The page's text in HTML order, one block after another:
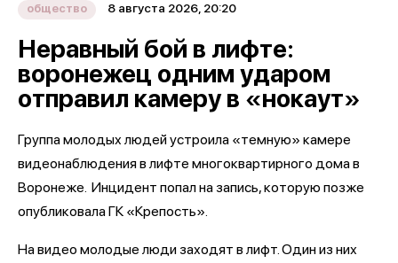
общество 8 августа 2026, 20:20
Неравный бой в лифте:
воронежец одним ударом
отправил камеру в «нокаут»
Группа молодых людей устроила «темную» камере
видеонаблюдения в лифте многоквартирного дома в
Воронеже. Инцидент попал на запись, которую позже
опубликовала ГК «Крепость».
На видео молодые люди заходят в лифт. Один из них